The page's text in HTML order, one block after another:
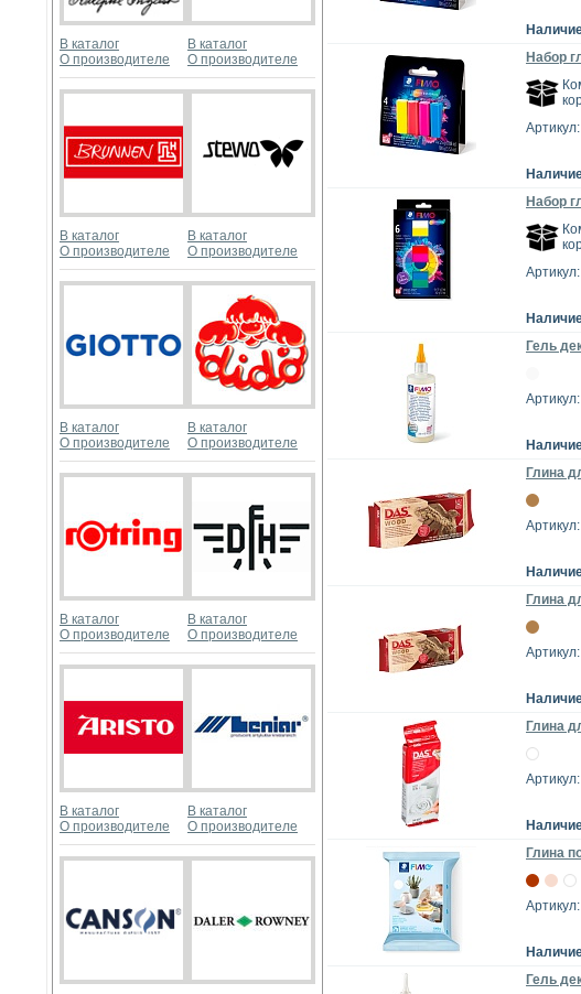
В каталог
О производителе
В каталог
О производителе
В каталог
О производителе
В каталог
О производителе
В каталог
О производителе
В каталог
О производителе
В каталог
О производителе
В каталог
О производителе
В каталог
О производителе
В каталог
О производителе
Набор
Набор
Гель
Глина
Глина
Глина
Глина
Гель